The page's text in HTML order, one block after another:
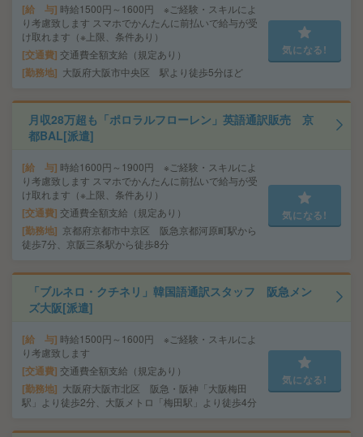
給 与 時給1500円～1600円 ※ご経験・スキルによ
り考慮致します スマホでかんたんに前払いで給与が受
け取れます（※上限、条件あり）
交通費 交通費全額支給（規定あり）
勤務地 大阪府大阪市中央区 駅より徒歩5分ほど
気になる!
月収28万超も「ポロラルフローレン」英語通訳販売 京
都BAL[派遣]
給 与 時給1600円～1900円 ※ご経験・スキルによ
り考慮致します スマホでかんたんに前払いで給与が受
け取れます（※上限、条件あり）
交通費 交通費全額支給（規定あり）
勤務地
京都府京都市中京区 阪急京都河原町駅から
徒歩7分、京阪三条駅から徒歩8分
気になる!
「ブルネロ・クチネリ」韓国語通訳スタッフ 阪急メン
ズ大阪[派遣]
給 与 時給1500円～1600円 ※ご経験・スキルによ
り考慮致します
交通費 交通費全額支給（規定あり）
勤務地
大阪府大阪市北区 阪急・阪神「大阪梅田
駅」より徒歩2分、大阪メトロ「梅田駅」より徒歩4分
気になる!